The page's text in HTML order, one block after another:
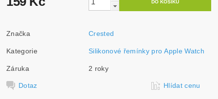
Značka Crested
Kategorie Silikonové řemínky pro Apple Watch
Záruka 2 roky
Dotaz Hlídat cenu